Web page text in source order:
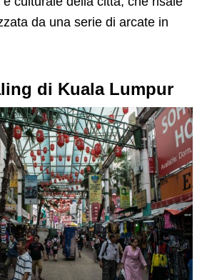
da una serie di arcate in
di Kuala Lumpur